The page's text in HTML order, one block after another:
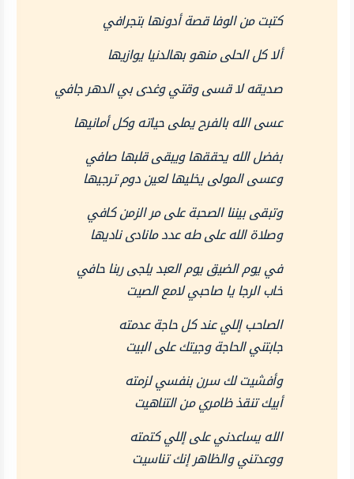
كتبت من الوفا قصة أدونها بتجرافي
ألا كل الحلى منهو بهالدنيا يوازيها
صديقه لا قسى وقتي وغدى بي الدهر جافي
عسى الله بالفرح يملى حياته وكل أمانيها
بفضل الله يحققها ويبقى قلبها صافي
وعسى المولى يخليها لعين دوم ترجيها
وتبقى بيننا الصحبة على مر الزمن كافي
وصلاة الله على طه عدد مانادى ناديها
في يوم الضيق يوم العبد يلجى ربنا حافي
خاب الرجا يا صاحبي لامع الصيت
الصاحب إللي عند كل حاجة عدمته
جابتني الحاجة وجيتك على البيت
وأفشيت لك سرن بنفسي لزمته
أبيك تنقذ ظامري من التناهيت
الله يساعدني على إللي كتمته
ووعدتني والظاهر إنك تناسيت